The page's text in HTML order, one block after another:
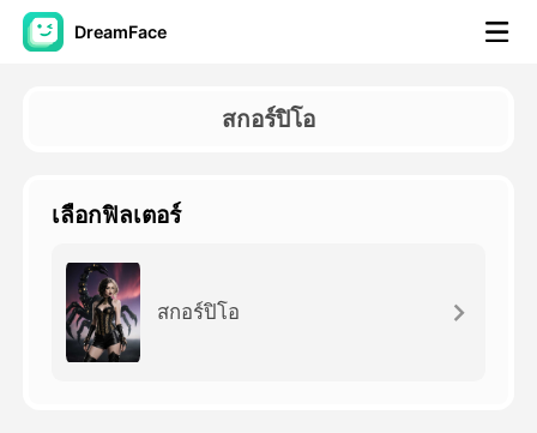
DreamFace
วิดีโอ AI
รูปถ่าย
เครื่องมืออื่น ๆ
สกอร์ปิโอ
เลือกฟิลเตอร์
สกอร์ปิโอ